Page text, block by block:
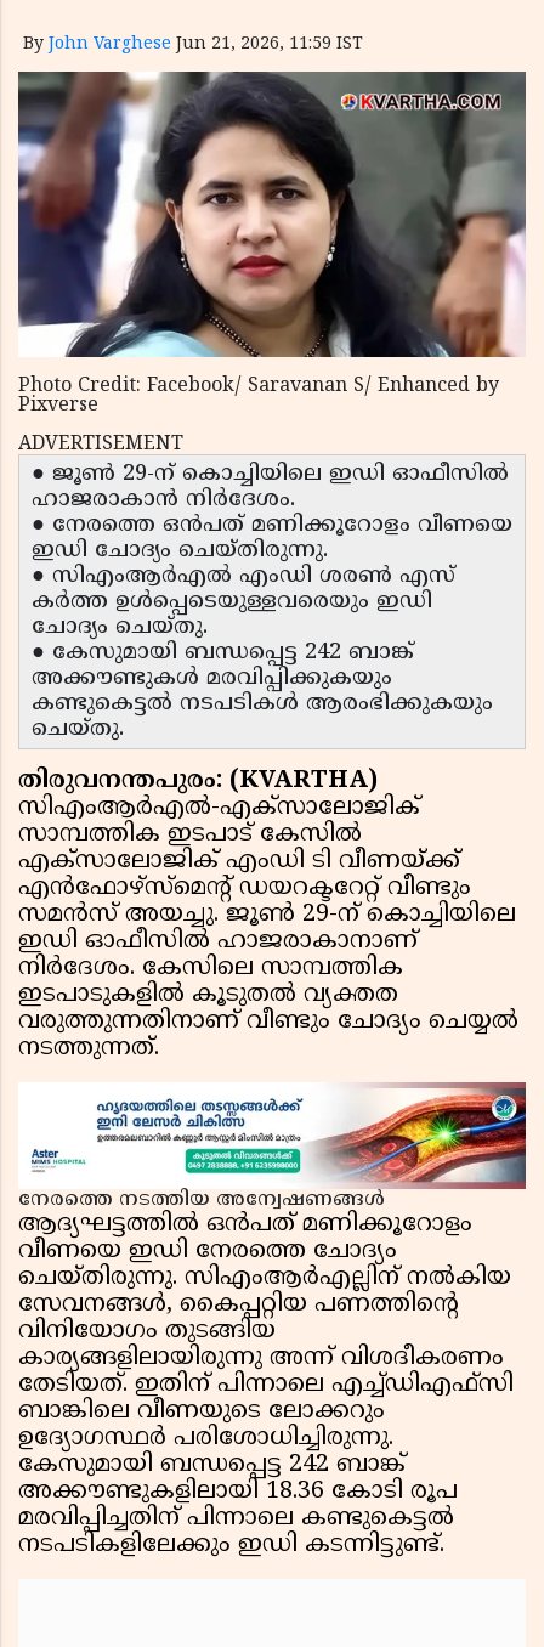
By John Varghese Jun 21, 2026, 11:59 IST
Photo Credit: Facebook/ Saravanan S/ Enhanced by
Pixverse
ADVERTISEMENT
● ജൂൺ 29-ന് കൊച്ചിയിലെ ഇഡി ഓഫീസിൽ
ഹാജരാകാൻ നിർദേശം.
● നേരത്തെ ഒൻപത് മണിക്കൂറോളം വീണയെ
ഇഡി ചോദ്യം ചെയ്തിരുന്നു.
● സിഎംആർഎൽ എംഡി ശരൺ എസ്
കർത്ത ഉൾപ്പെടെയുള്ളവരെയും ഇഡി
ചോദ്യം ചെയ്തു.
● കേസുമായി ബന്ധപ്പെട്ട 242 ബാങ്ക്
അക്കൗണ്ടുകൾ മരവിപ്പിക്കുകയും
കണ്ടുകെട്ടൽ നടപടികൾ ആരംഭിക്കുകയും
ചെയ്തു.
തിരുവനന്തപുരം: (KVARTHA)
സിഎംആർഎൽ-എക്സാലോജിക്
സാമ്പത്തിക ഇടപാട് കേസിൽ
എക്സാലോജിക് എംഡി ടി വീണയ്ക്ക്
എൻഫോഴ്സ്മെന്റ് ഡയറക്ടറേറ്റ് വീണ്ടും
സമൻസ് അയച്ചു. ജൂൺ 29-ന് കൊച്ചിയിലെ
ഇഡി ഓഫീസിൽ ഹാജരാകാനാണ്
നിർദേശം. കേസിലെ സാമ്പത്തിക
ഇടപാടുകളിൽ കൂടുതൽ വ്യക്തത
വരുത്തുന്നതിനാണ് വീണ്ടും ചോദ്യം ചെയ്യൽ
നടത്തുന്നത്.
നേരത്തെ നടത്തിയ അന്വേഷണങ്ങൾ
ആദ്യഘട്ടത്തിൽ ഒൻപത് മണിക്കൂറോളം
വീണയെ ഇഡി നേരത്തെ ചോദ്യം
ചെയ്തിരുന്നു. സിഎംആർഎല്ലിന് നൽകിയ
സേവനങ്ങൾ, കൈപ്പറ്റിയ പണത്തിന്റെ
വിനിയോഗം തുടങ്ങിയ
കാര്യങ്ങളിലായിരുന്നു അന്ന് വിശദീകരണം
തേടിയത്. ഇതിന് പിന്നാലെ എച്ച്ഡിഎഫ്സി
ബാങ്കിലെ വീണയുടെ ലോക്കറും
ഉദ്യോഗസ്ഥർ പരിശോധിച്ചിരുന്നു.
കേസുമായി ബന്ധപ്പെട്ട 242 ബാങ്ക്
അക്കൗണ്ടുകളിലായി 18.36 കോടി രൂപ
മരവിപ്പിച്ചതിന് പിന്നാലെ കണ്ടുകെട്ടൽ
നടപടികളിലേക്കും ഇഡി കടന്നിട്ടുണ്ട്.